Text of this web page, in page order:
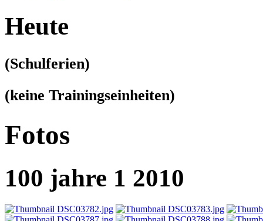
Heute
(Schulferien)
(keine Trainingseinheiten)
Fotos
100 jahre 1 2010